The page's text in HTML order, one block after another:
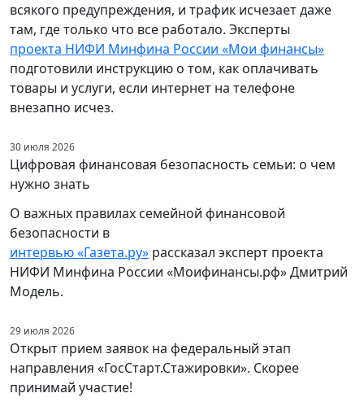
всякого предупреждения, и трафик исчезает даже
там, где только что все работало. Эксперты
проекта НИФИ Минфина России «Мои финансы»
подготовили инструкцию о том, как оплачивать
товары и услуги, если интернет на телефоне
внезапно исчез.
30 июля 2026
Цифровая финансовая безопасность семьи: о чем
нужно знать
О важных правилах семейной финансовой
безопасности в
интервью «Газета.ру» рассказал эксперт проекта
НИФИ Минфина России «Моифинансы.рф» Дмитрий
Модель.
29 июля 2026
Открыт прием заявок на федеральный этап
направления «ГосСтарт.Стажировки». Скорее
принимай участие!